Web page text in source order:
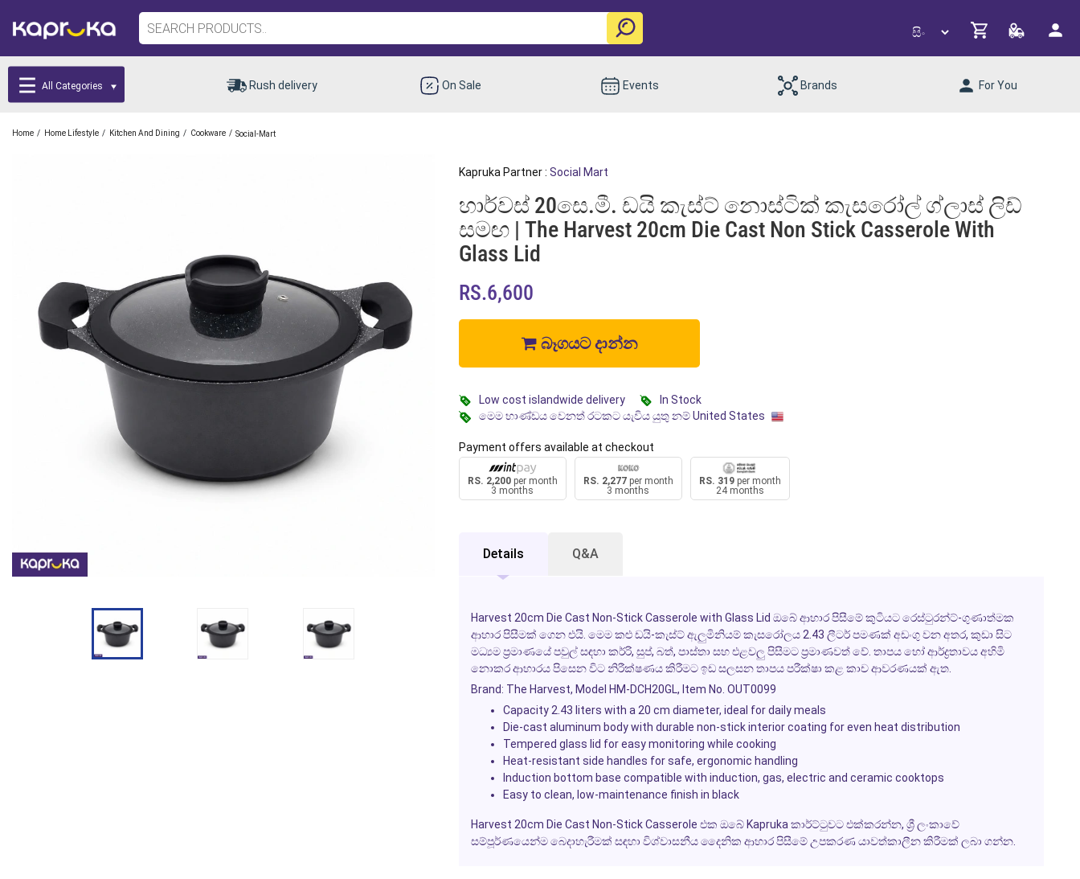
All Categories Rush delivery On Sale Events Brands For You
Home / Home Lifestyle / Kitchen And Dining / Cookware / Social-Mart
Kapruka Partner : Social Mart
හාර්වස් 20සෙ.මී. ඩයි කැස්ට් නොස්ටික් කැසරෝල් ග්ලාස් ලිඩ්
සමඟ | The Harvest 20cm Die Cast Non Stick Casserole With
Glass Lid
RS.6,600
බෑගයට දාන්න
Low cost islandwide delivery
In Stock
මෙම භාණ්ඩය වෙනත් රටකට යැවිය යුතු නම් United States
Payment offers available at checkout
RS. 2,200per month
3 months
RS. 2,277per month
3 months
RS. 319per month
24 months
Details Q&A
Harvest 20cm Die Cast Non-Stick Casserole with Glass Lid ඔබේ ආහාර පිසීමේ කුටියට රෙස්ටුරන්ට්-ගුණාත්මක
ආහාර පිසීමක් ගෙන එයි. මෙම කළු ඩයි-කැස්ට් ඇලුමිනියම් කැසරෝලය 2.43 ලීටර් පමණක් අඩංගු වන අතර, කුඩා සිට
මධ්‍යම ප්‍රමාණයේ පවුල් සඳහා කර්රි, සුප්, බත්, පාස්තා සහ එළවලු පිසීමට ප්‍රමාණවත් වේ. තාපය හෝ ආර්ද්‍රතාවය අහිමි
නොකර ආහාරය පිසෙන විට නිරීක්ෂණය කිරීමට ඉඩ සලසන තාපය පරීක්ෂා කළ කාච ආවරණයක් ඇත.
Brand: The Harvest, Model HM-DCH20GL, Item No. OUT0099
Capacity 2.43 liters with a 20 cm diameter, ideal for daily meals
Die-cast aluminum body with durable non-stick interior coating for even heat distribution
Tempered glass lid for easy monitoring while cooking
Heat-resistant side handles for safe, ergonomic handling
Induction bottom base compatible with induction, gas, electric and ceramic cooktops
Easy to clean, low-maintenance finish in black
Harvest 20cm Die Cast Non-Stick Casserole එක ඔබේ Kapruka කාර්ට්ටුවට එක්කරන්න, ශ්‍රී ලංකාවේ
සම්පූර්ණයෙන්ම බෙදාහැරීමක් සඳහා විශ්වාසනීය දෛනික ආහාර පිසීමේ උපකරණ යාවත්කාලීන කිරීමක් ලබා ගන්න.